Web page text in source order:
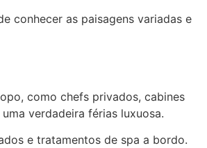
conhecer as paisagens variadas e
como chefs privados, cabines
verdadeira férias luxuosa.
e tratamentos de spa a bordo.